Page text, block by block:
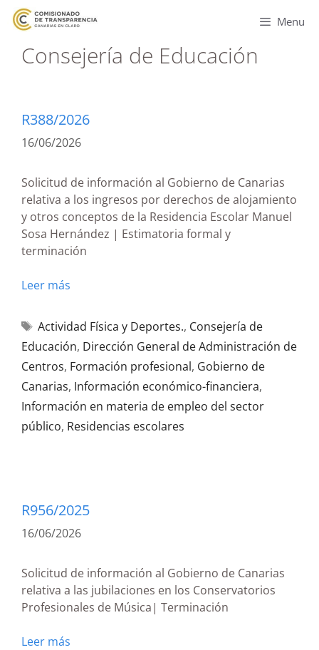
Menu
Consejería de Educación
R388/2026
16/06/2026
Solicitud de información al Gobierno de Canarias
relativa a los ingresos por derechos de alojamiento
y otros conceptos de la Residencia Escolar Manuel
Sosa Hernández | Estimatoria formal y
terminación
Leer más
Actividad Física y Deportes., Consejería de
Educación, Dirección General de Administración de
Centros, Formación profesional, Gobierno de
Canarias, Información económico-financiera,
Información en materia de empleo del sector
público, Residencias escolares
R956/2025
16/06/2026
Solicitud de información al Gobierno de Canarias
relativa a las jubilaciones en los Conservatorios
Profesionales de Música| Terminación
Leer más